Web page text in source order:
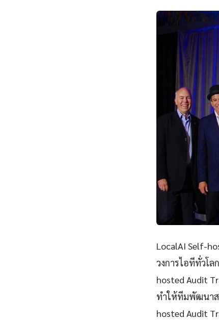
LocalAI Self-
วงการไอทีทั่วโ
hosted Audit
ทำให้ทีมพัฒนาส
hosted Audit